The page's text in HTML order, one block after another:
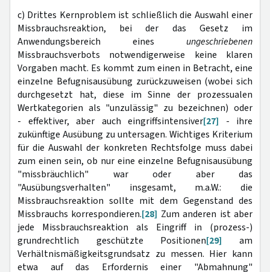
c) Drittes Kernproblem ist schließlich die Auswahl einer
Missbrauchsreaktion, bei der das Gesetz im
Anwendungsbereich eines ungeschriebenen
Missbrauchsverbots notwendigerweise keine klaren
Vorgaben macht. Es kommt zum einen in Betracht, eine
einzelne Befugnisausübung zurückzuweisen (wobei sich
durchgesetzt hat, diese im Sinne der prozessualen
Wertkategorien als "unzulässig" zu bezeichnen) oder
- effektiver, aber auch eingriffsintensiver[27] - ihre
zukünftige Ausübung zu untersagen. Wichtiges Kriterium
für die Auswahl der konkreten Rechtsfolge muss dabei
zum einen sein, ob nur eine einzelne Befugnisausübung
"missbräuchlich" war oder aber das
"Ausübungsverhalten" insgesamt, m.a.W.: die
Missbrauchsreaktion sollte mit dem Gegenstand des
Missbrauchs korrespondieren.[28] Zum anderen ist aber
jede Missbrauchsreaktion als Eingriff in (prozess-)
grundrechtlich geschützte Positionen[29] am
Verhältnismäßigkeitsgrundsatz zu messen. Hier kann
etwa auf das Erfordernis einer "Abmahnung"